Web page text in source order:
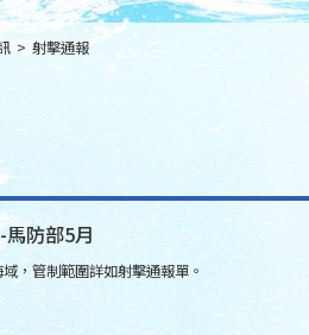
> 射擊通報
防部5月
，管制範圍詳如射擊通報單。